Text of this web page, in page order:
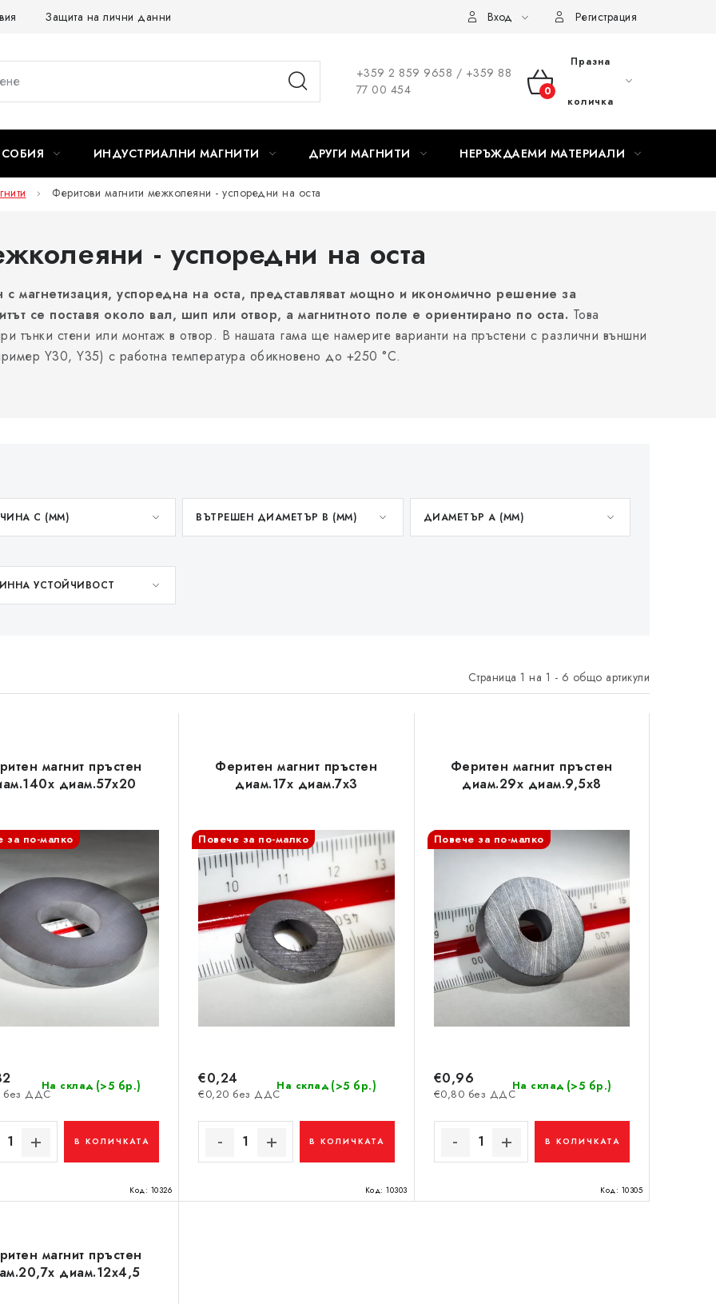
Защита на лични данни Вход Регистрация
+359 2 859 9658 / +359 88
77 00 454
КОЛИЧКА
ПАЗАРУВАНЕ
Празна
количка
ИНДУСТРИАЛНИ МАГНИТИ ДРУГИ МАГНИТИ НЕРЪЖДАЕМИ МАТЕРИАЛИ
Феритови магнити межколеяни - успоредни на оста
- успоредни на оста
с магнетизация, успоредна на оста, представляват мощно и икономично решение за
се поставя около вал, шип или отвор, а магнитното поле е ориентирано по оста. Това
тънки стени или монтаж в отвор. В нашата гама ще намерите варианти на пръстени с различни външни
Y30, Y35) с работна температура обикновено до +250 °C.
C (MM) ВЪТРЕШЕН ДИАМЕТЪР B (MM) ДИАМЕТЪР A (ММ)
УСТОЙЧИВОСТ
Страница 1 на 1 - 6 общо артикули
магнит пръстен
диам.57x20
за по-малко
На склад (>5 бр.)
без ДДС
В КОЛИЧКАТА
Код: 10326
Феритен магнит пръстен
диам.17x диам.7x3
Повече за по-малко
На склад (>5 бр.)
€0,20 без ДДС
€0,24
В КОЛИЧКАТА
Код: 10303
Феритен магнит пръстен
диам.29x диам.9,5x8
Повече за по-малко
На склад (>5 бр.)
€0,80 без ДДС
€0,96
В КОЛИЧКАТА
Код: 10305
магнит пръстен
диам.12x4,5